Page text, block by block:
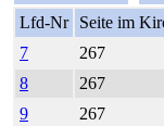
Lfd-Nr
Seite im
7
267
8
267
9
267